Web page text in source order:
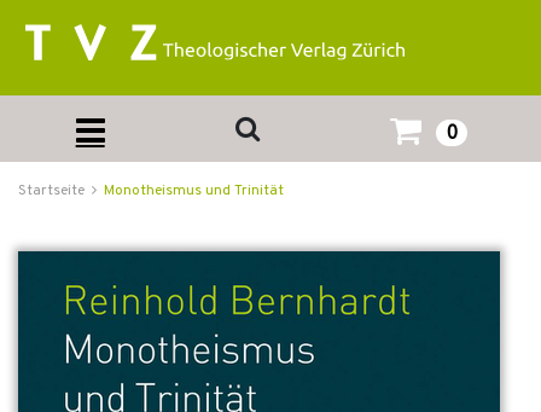
0
Startseite Monotheismus und Trinität